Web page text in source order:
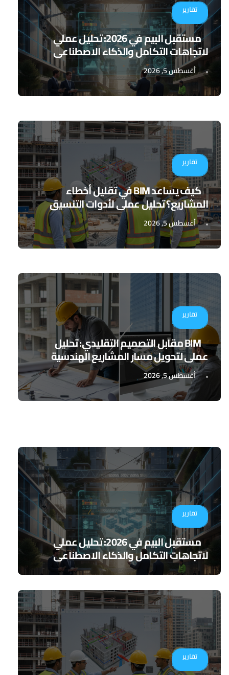
تقارير
مستقبل البيم في 2026: تحليل عملي
لاتجاهات التكامل والذكاء الاصطناعي
أغسطس 5, 2026
تقارير
كيف يساعد BIM في تقليل أخطاء
المشاريع؟ تحليل عملي لأدوات التنسيق
الرقمي
أغسطس 5, 2026
تقارير
BIM مقابل التصميم التقليدي: تحليل
عملي لتحويل مسار المشاريع الهندسية
أغسطس 5, 2026
تقارير
مستقبل البيم في 2026: تحليل عملي
لاتجاهات التكامل والذكاء الاصطناعي
تقارير